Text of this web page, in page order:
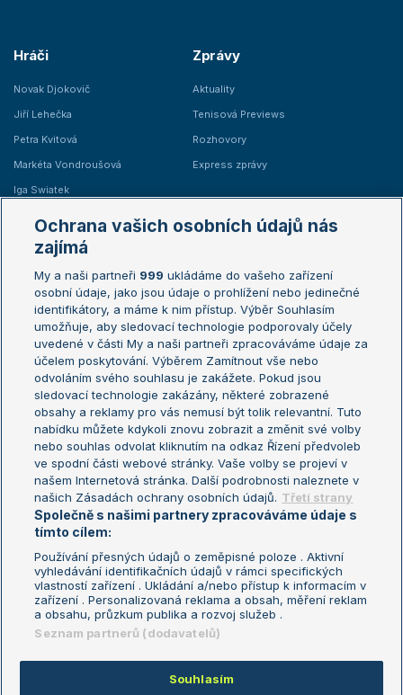
Hráči
Novak Djokovič
Jiří Lehečka
Petra Kvitová
Markéta Vondroušová
Iga Swiatek
Zprávy
Aktuality
Tenisová Previews
Rozhovory
Express zprávy
Žebříčky
Žebříček ATP (muži)
Žebříček WTA (ženy)
Sázkařský žebříček
Australian Open
French Open
Wimbledon
US Open
Turnaj mistrů
Turnaj mistryň
Aktualní trendy
Fotbalové přestupy
Livesport Daily
LS Prague Open
Podmínky užití
Nastavení soukromí
GDPR a žurnalistika
Reklama
Kontakt
Informace o zpracování osobních
údajů
Ochrana vašich osobních údajů nás
zajímá
My a naši partneři 999 ukládáme do vašeho zařízení
osobní údaje, jako jsou údaje o prohlížení nebo jedinečné
identifikátory, a máme k nim přístup. Výběr Souhlasím
umožňuje, aby sledovací technologie podporovaly účely
uvedené v části My a naši partneři zpracováváme údaje za
účelem poskytování. Výběrem Zamítnout vše nebo
odvoláním svého souhlasu je zakážete. Pokud jsou
sledovací technologie zakázány, některé zobrazené
obsahy a reklamy pro vás nemusí být tolik relevantní. Tuto
nabídku můžete kdykoli znovu zobrazit a změnit své volby
nebo souhlas odvolat kliknutím na odkaz Řízení předvoleb
ve spodní části webové stránky. Vaše volby se projeví v
našem Internetová stránka. Další podrobnosti naleznete v
našich Zásadách ochrany osobních údajů. Třetí strany
Společně s našimi partnery zpracováváme údaje s
tímto cílem:
Používání přesných údajů o zeměpisné poloze . Aktivní
vyhledávání identifikačních údajů v rámci specifických
vlastností zařízení . Ukládání a/nebo přístup k informacím v
zařízení . Personalizovaná reklama a obsah, měření reklam
a obsahu, průzkum publika a rozvoj služeb .
Seznam partnerů (dodavatelů)
Souhlasím